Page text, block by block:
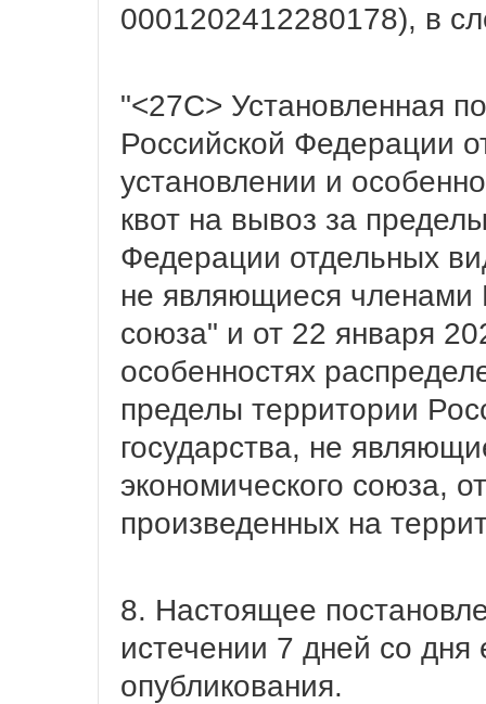
0001202412280178), в
"<27С> Установленная
Российской Федерации
установлении и
квот на вывоз за
Федерации отдельных
не являющиеся членами
союза" и от 22 января
особенностях
пределы территории
государства, не
экономического союза,
произведенных на
8. Настоящее
истечении 7 дней со дня
опубликования.